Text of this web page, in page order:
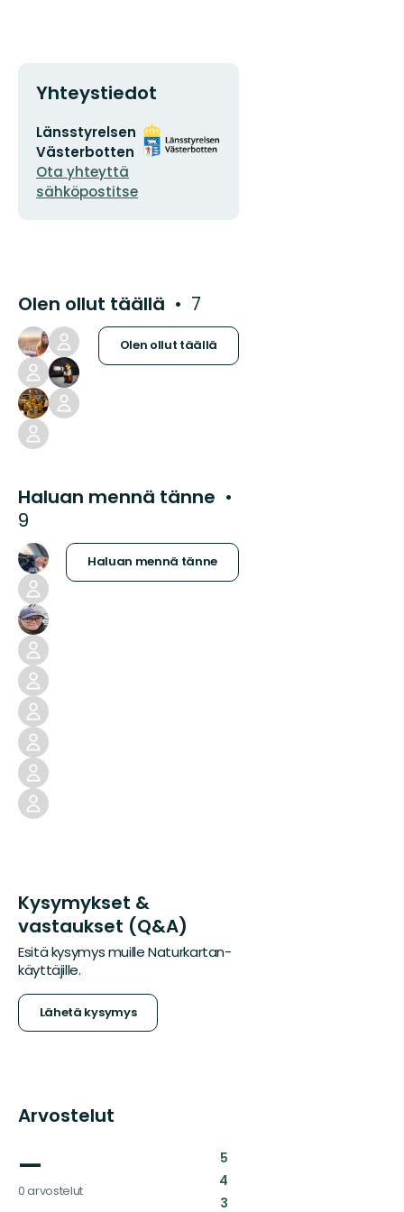
Yhteystiedot
Sähköpostiosoite
Länsstyrelsen
Västerbotten
Ota yhteyttä
sähköpostitse
Organisaation
logotyyppi
Olen ollut täällä 7
Olen ollut täällä
Haluan mennä tänne
9
Haluan mennä tänne
Kysymykset &
vastaukset (Q&A)
Esitä kysymys muille Naturkartan-
käyttäjille.
Lähetä kysymys
Arvostelut
—
0 arvostelut
5:
4:
3: